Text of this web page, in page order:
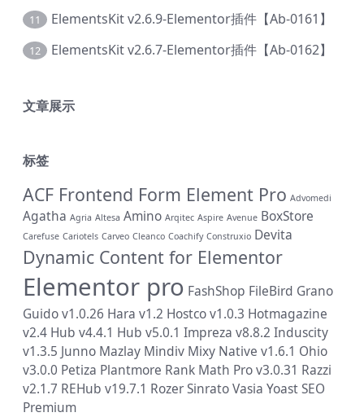
11 ElementsKit v2.6.9-Elementor插件【Ab-0161】
12 ElementsKit v2.6.7-Elementor插件【Ab-0162】
文章展示
标签
ACF Frontend Form Element Pro Advomedi
Agatha Agria Altesa Amino Arqitec Aspire Avenue BoxStore
Carefuse Cariotels Carveo Cleanco Coachify Construxio Devita
Dynamic Content for Elementor
Elementor pro FashShop FileBird Grano
Guido v1.0.26 Hara v1.2 Hostco v1.0.3 Hotmagazine
v2.4 Hub v4.4.1 Hub v5.0.1 Impreza v8.8.2 Induscity
v1.3.5 Junno Mazlay Mindiv Mixy Native v1.6.1 Ohio
v3.0.0 Petiza Plantmore Rank Math Pro v3.0.31 Razzi
v2.1.7 REHub v19.7.1 RozerSinratoVasia Yoast SEO
Premium